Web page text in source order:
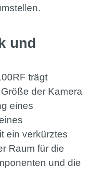
und
trägt
der Kamera
eines
ein verkürztes
Raum für die
und die